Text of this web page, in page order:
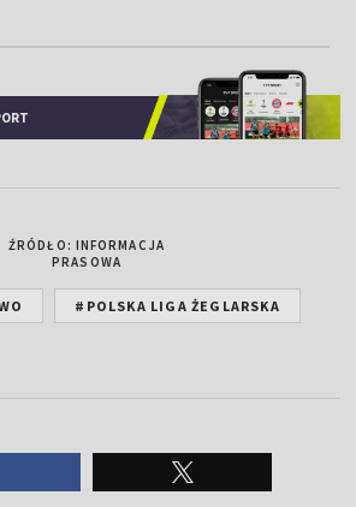
ŹRÓDŁO: INFORMACJA
PRASOWA
#POLSKA LIGA ŻEGLARSKA